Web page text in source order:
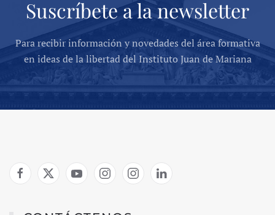
Suscríbete a la newsletter
Para recibir información y novedades del área formativa
en ideas de la libertad del Instituto Juan de Mariana